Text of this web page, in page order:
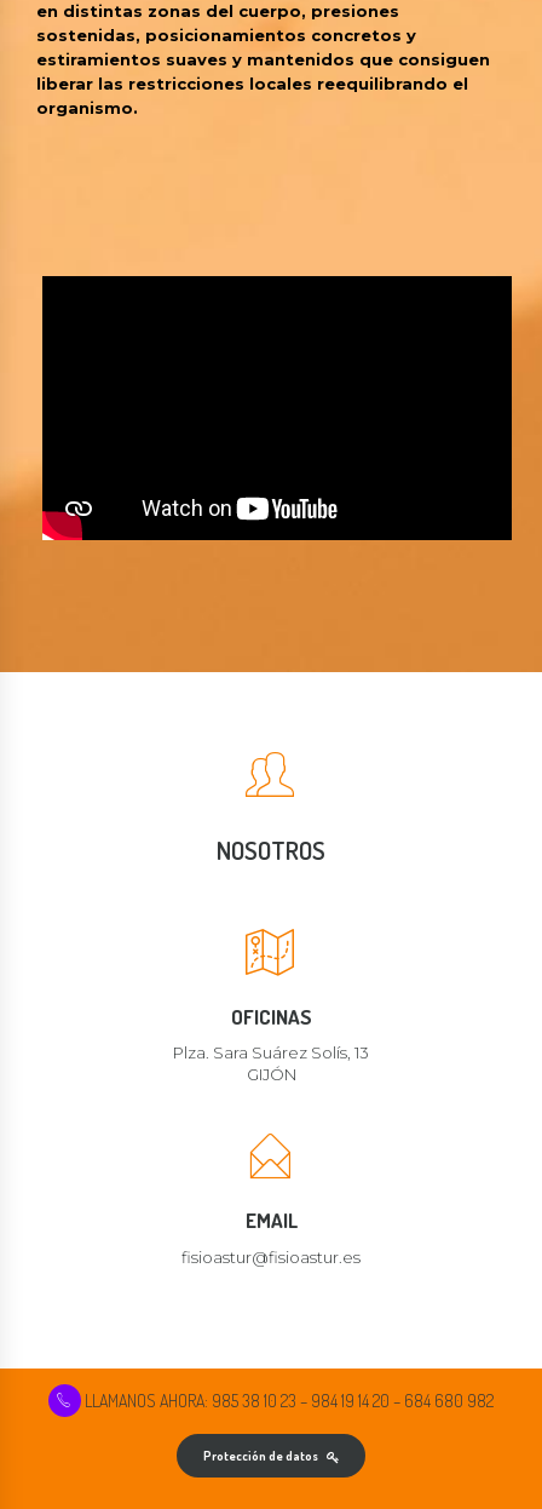
en distintas zonas del cuerpo, presiones
sostenidas, posicionamientos concretos y
estiramientos suaves y mantenidos que consiguen
liberar las restricciones locales reequilibrando el
organismo.
NOSOTROS
OFICINAS
Plza. Sara Suárez Solís, 13
GIJÓN
EMAIL
fisioastur@fisioastur.es
LLAMANOS AHORA: 985 38 10 23 – 984 19 14 20 – 684 680 982
Protección de datos